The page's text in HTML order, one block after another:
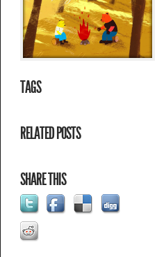
TAGS
RELATED POSTS
SHARE THIS